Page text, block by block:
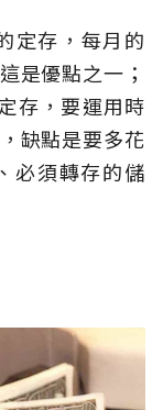
定存，每月的
是優點之一；
存，要運用時
缺點是要多花
必須轉存的儲